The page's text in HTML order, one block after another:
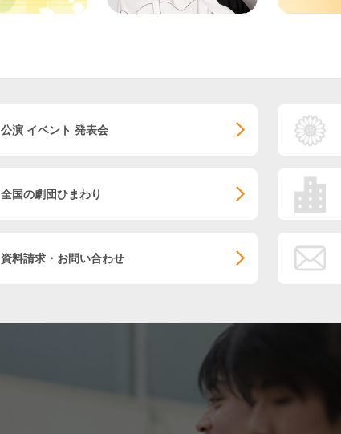
公演 イベント 発表会
全国の劇団ひまわり
資料請求・お問い合わせ